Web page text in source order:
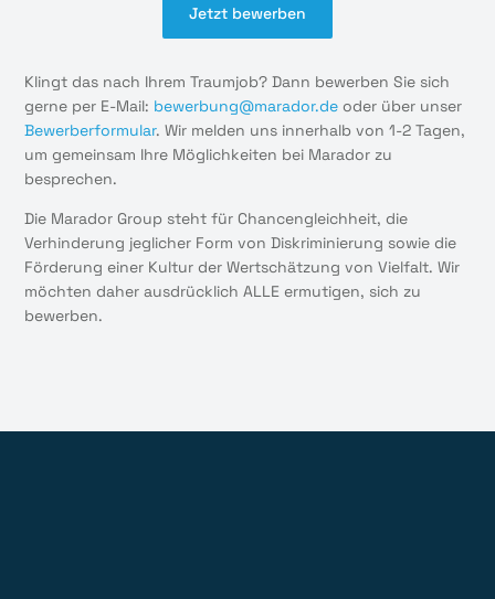
Jetzt bewerben
Klingt das nach Ihrem Traumjob? Dann bewerben Sie sich
gerne per E-Mail: bewerbung@marador.de oder über unser
Bewerberformular. Wir melden uns innerhalb von 1-2 Tagen,
um gemeinsam Ihre Möglichkeiten bei Marador zu
besprechen.
Die Marador Group steht für Chancengleichheit, die
Verhinderung jeglicher Form von Diskriminierung sowie die
Förderung einer Kultur der Wertschätzung von Vielfalt. Wir
möchten daher ausdrücklich ALLE ermutigen, sich zu
bewerben.